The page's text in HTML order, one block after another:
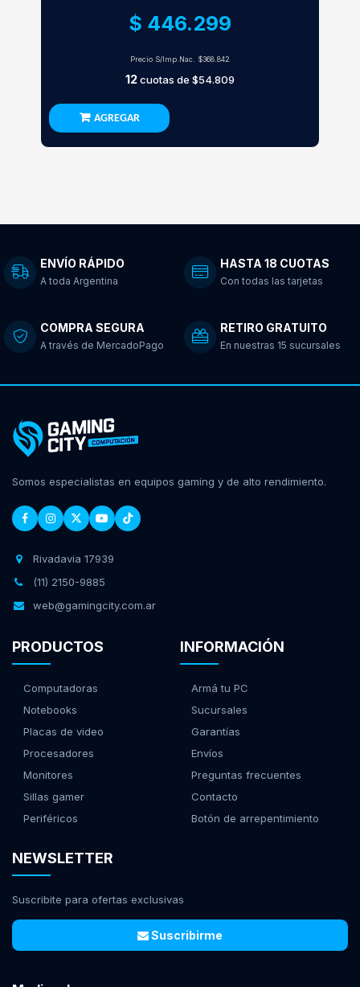
$ 446.299
Precio S/Imp.Nac. $368.842
12cuotas de $54.809
AGREGAR
ENVÍO RÁPIDO
A toda Argentina
HASTA 18 CUOTAS
Con todas las tarjetas
COMPRA SEGURA
A través de MercadoPago
RETIRO GRATUITO
En nuestras 15 sucursales
Somos especialistas en equipos gaming y de alto rendimiento.
Rivadavia 17939
(11) 2150-9885
web@gamingcity.com.ar
PRODUCTOS
Computadoras
Notebooks
Placas de video
Procesadores
Monitores
Sillas gamer
Periféricos
INFORMACIÓN
Armá tu PC
Sucursales
Garantías
Envíos
Preguntas frecuentes
Contacto
Botón de arrepentimiento
NEWSLETTER
Suscribite para ofertas exclusivas
Suscribirme